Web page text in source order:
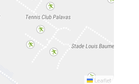
Leaflet